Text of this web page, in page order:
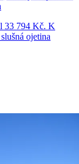
33 794 Kč. K
ojetina